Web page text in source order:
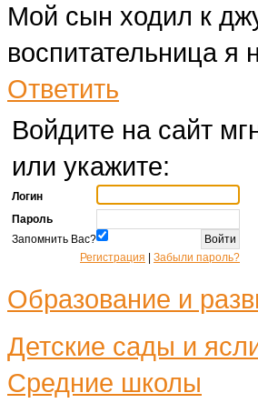
Мой сын ходил к
воспитательница я
Ответить
Войдите на сайт
или укажите:
Логин
Пароль
Запомнить Вас?
Регистрация
Забыли пароль?
Образование и
Детские сады и
Средние школы